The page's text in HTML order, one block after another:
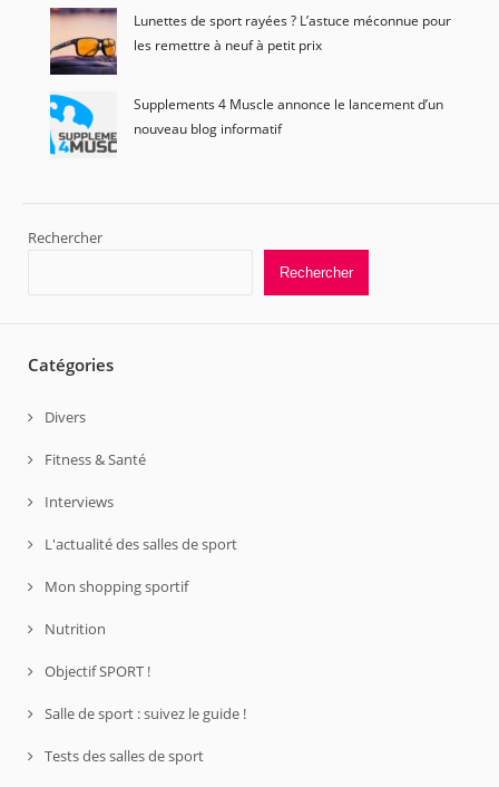
Lunettes de sport rayées ? L’astuce méconnue pour
les remettre à neuf à petit prix
Supplements 4 Muscle annonce le lancement d’un
nouveau blog informatif
Rechercher
Rechercher
Catégories
Divers
Fitness & Santé
Interviews
L'actualité des salles de sport
Mon shopping sportif
Nutrition
Objectif SPORT !
Salle de sport : suivez le guide !
Tests des salles de sport